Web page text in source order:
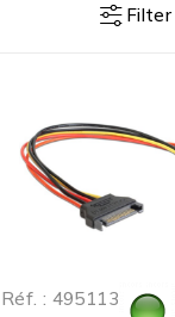
Filter
Réf. : 495113